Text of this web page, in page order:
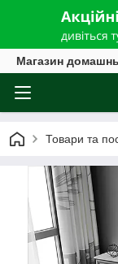
Магазин
Товари та